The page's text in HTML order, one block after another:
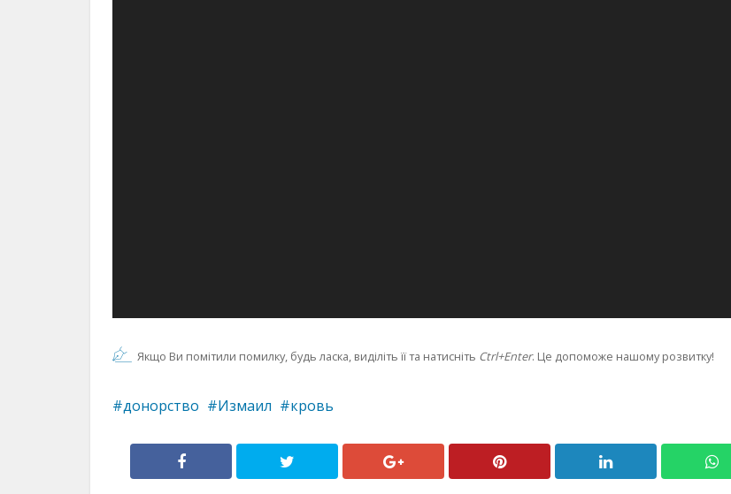
Якщо Ви помітили помилку, будь ласка, виділіть її та натисніть Ctrl+Enter. Це допоможе нашому розвитку!
донорство Измаил кровь